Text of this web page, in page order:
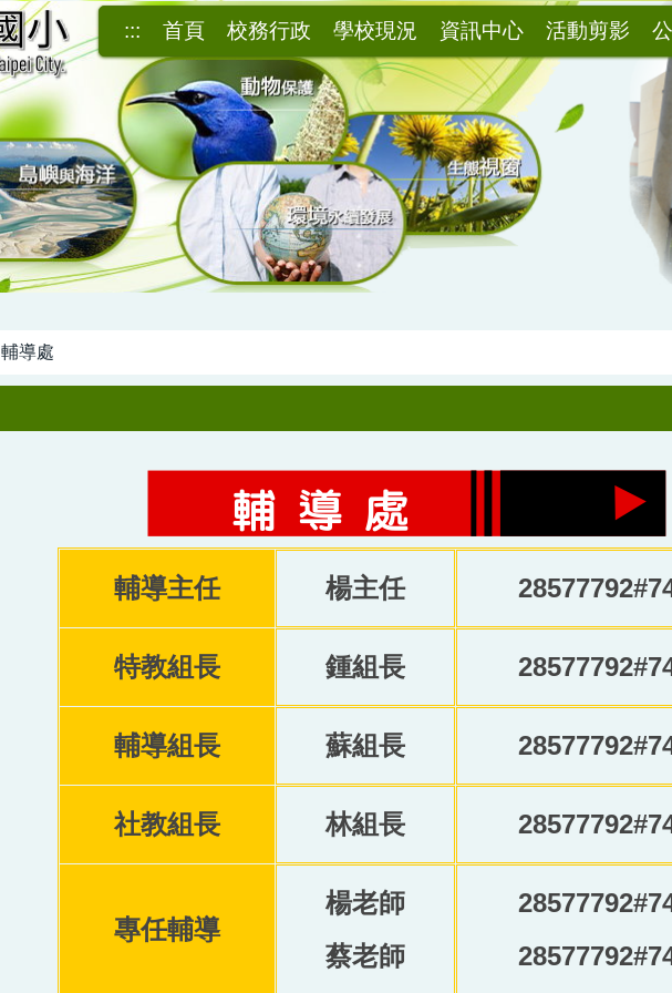
::: 首頁 校務行政 學校現況 資訊中心 活動剪影
輔導處
輔導主任 楊主任
特教組長 鍾組長
輔導組長 蘇組長
社教組長 林組長
專任輔導
楊老師
蔡老師